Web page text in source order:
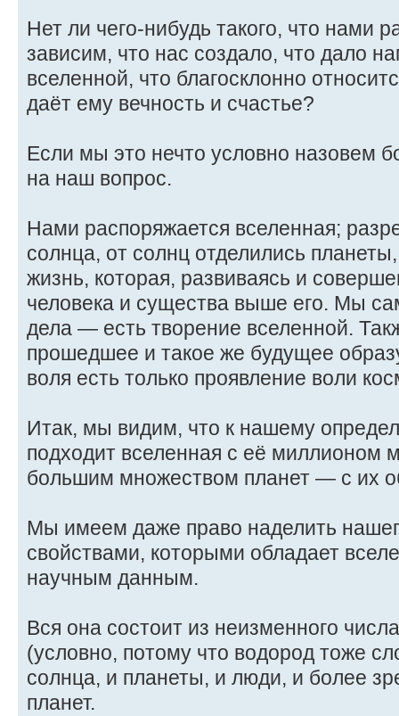
Нет ли чего-нибудь такого, что нами
зависим, что нас создало, что дало
вселенной, что благосклонно
даёт ему вечность и счастье?
Если мы это нечто условно назовем
на наш вопрос.
Нами распоряжается вселенная;
солнца, от солнц отделились
жизнь, которая, развиваясь и
человека и существа выше его. Мы
дела — есть творение вселенной.
прошедшее и такое же будущее
воля есть только проявление воли
Итак, мы видим, что к нашему
подходит вселенная с её миллионом
большим множеством планет — с их
Мы имеем даже право наделить
свойствами, которыми обладает
научным данным.
Вся она состоит из неизменного
(условно, потому что водород тоже
солнца, и планеты, и люди, и более
планет.